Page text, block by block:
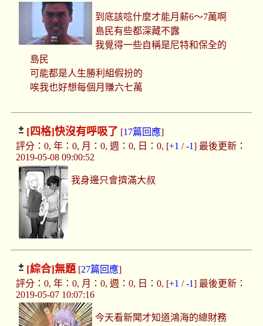
到底該唸什麼才能月薪6～7萬啊
島民有些都深藏不露
我覺得一些自稱是尼特和保全的
島民
可能都是人生勝利組假扮的
唉我也好想每個月賺六七萬
[四格]快沒有呼吸了 [17篇回應]
評分：0, 年：0, 月：0, 週：0, 日：0, [+1 /-1] 最後更新：
2019-05-08 09:00:52
我身邊只會擠滿大叔
[綜合]無題[27篇回應]
評分：0, 年：0, 月：0, 週：0, 日：0, [+1 /-1] 最後更新：
2019-05-07 10:07:16
今天看新聞才知道鴻海的總財務